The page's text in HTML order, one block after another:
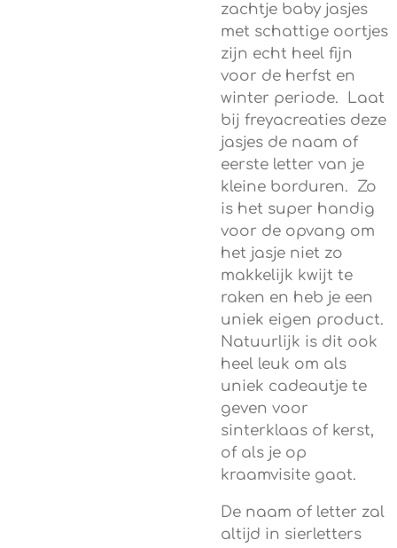
zachtje baby jasjes
met schattige oortjes
zijn echt heel fijn
voor de herfst en
winter periode. Laat
bij freyacreaties deze
jasjes de naam of
eerste letter van je
kleine borduren. Zo
is het super handig
voor de opvang om
het jasje niet zo
makkelijk kwijt te
raken en heb je een
uniek eigen product.
Natuurlijk is dit ook
heel leuk om als
uniek cadeautje te
geven voor
sinterklaas of kerst,
of als je op
kraamvisite gaat.
De naam of letter zal
altijd in sierletters